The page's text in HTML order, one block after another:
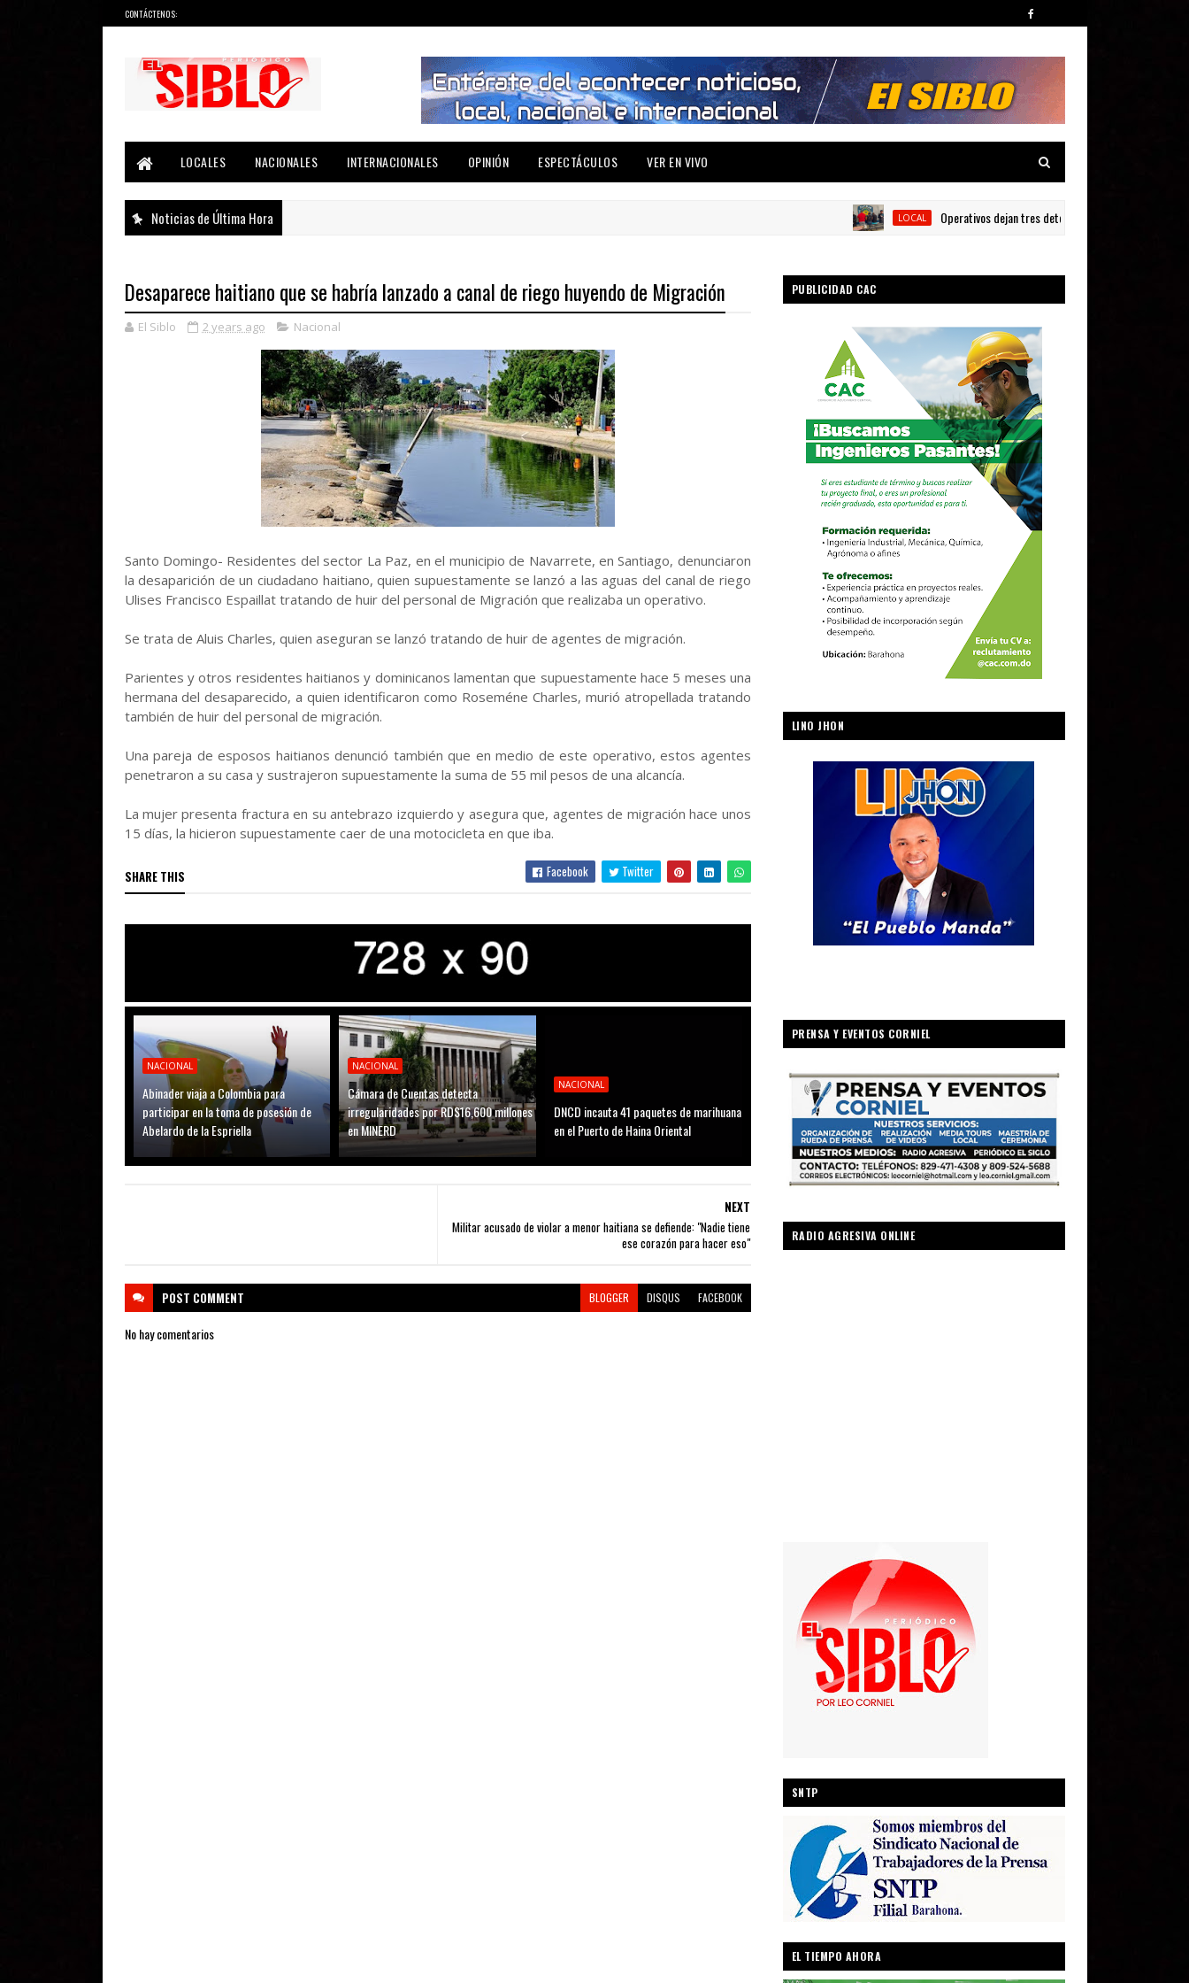
CONTÁCTENOS:
LOCALES
NACIONALES INTERNACIONALES OPINIÓN ESPECTÁCULOS VER EN VIVO
Noticias de Última Hora LOCAL Operativos dejan tres detenidos y siete armas ocupadas en
Desaparece haitiano que se habría lanzado a canal de riego huyendo de Migración
El Siblo 2 years ago Nacional
Santo Domingo- Residentes del sector La Paz, en el municipio de Navarrete, en Santiago, denunciaron
la desaparición de un ciudadano haitiano, quien supuestamente se lanzó a las aguas del canal de riego
Ulises Francisco Espaillat tratando de huir del personal de Migración que realizaba un operativo.
Se trata de Aluis Charles, quien aseguran se lanzó tratando de huir de agentes de migración.
Parientes y otros residentes haitianos y dominicanos lamentan que supuestamente hace 5 meses una
hermana del desaparecido, a quien identificaron como Roseméne Charles, murió atropellada tratando
también de huir del personal de migración.
Una pareja de esposos haitianos denunció también que en medio de este operativo, estos agentes
penetraron a su casa y sustrajeron supuestamente la suma de 55 mil pesos de una alcancía.
La mujer presenta fractura en su antebrazo izquierdo y asegura que, agentes de migración hace unos
15 días, la hicieron supuestamente caer de una motocicleta en que iba.
SHARE THIS Facebook Twitter
NACIONAL
Abinader viaja a Colombia para
participar en la toma de posesión de
Abelardo de la Espriella
NACIONAL
Cámara de Cuentas detecta
irregularidades por RD$16,600 millones
en MINERD
NACIONAL
DNCD incauta 41 paquetes de marihuana
en el Puerto de Haina Oriental
NEXT
Militar acusado de violar a menor haitiana se defiende: "Nadie tiene
ese corazón para hacer eso"
POST COMMENT BLOGGER DISQUS FACEBOOK
No hay comentarios
PUBLICIDAD CAC
LINO JHON
PRENSA Y EVENTOS CORNIEL
RADIO AGRESIVA ONLINE
SNTP
EL TIEMPO AHORA